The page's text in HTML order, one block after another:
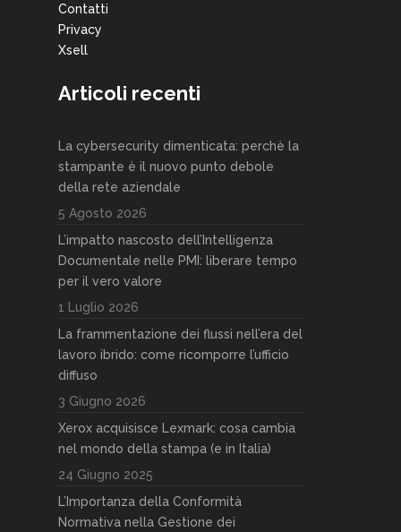
Contatti
Privacy
Xsell
Articoli recenti
La cybersecurity dimenticata: perchè la
stampante è il nuovo punto debole
della rete aziendale
5 Agosto 2026
L’impatto nascosto dell’Intelligenza
Documentale nelle PMI: liberare tempo
per il vero valore
1 Luglio 2026
La frammentazione dei flussi nell’era del
lavoro ibrido: come ricomporre l’ufficio
diffuso
3 Giugno 2026
Xerox acquisisce Lexmark: cosa cambia
nel mondo della stampa (e in Italia)
24 Giugno 2025
L’Importanza della Conformità
Normativa nella Gestione dei